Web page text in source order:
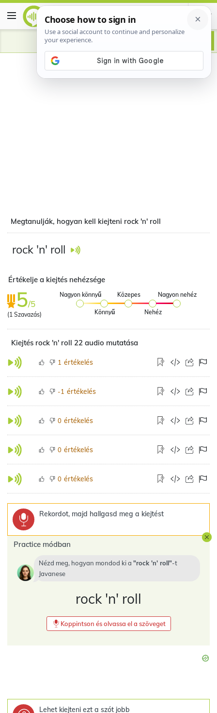
Advertisement
Megtanulják, hogyan kell kiejteni rock 'n' roll
rock 'n' roll
Értékelje a kiejtés nehézsége
5/5
(1 Szavazás)
Nagyon könnyű
Könnyű
Közepes
Nehéz
Nagyon nehéz
Kiejtés rock 'n' roll 22 audio mutatása
1 értékelés
-1 értékelés
0 értékelés
0 értékelés
0 értékelés
Rekordot, majd hallgasd meg a kiejtést
Practice módban
Nézd meg, hogyan mondod ki a rock 'n' roll -t
Javanese
rock 'n' roll
Koppintson és olvassa el a szöveget
Lehet kiejteni ezt a szót jobb